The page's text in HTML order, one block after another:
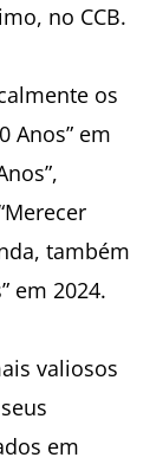
no CCB.
os
Anos” em
também
em 2024.
valiosos
em